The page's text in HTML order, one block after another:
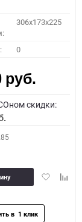
306x173x225
0
руб.
скидки:
Добавить